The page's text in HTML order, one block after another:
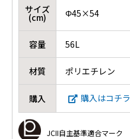
サイズ
(cm) Φ45×54
容量 56L
材質 ポリエチレン
購入 購入はコチラ
JCII自主基準適合マーク